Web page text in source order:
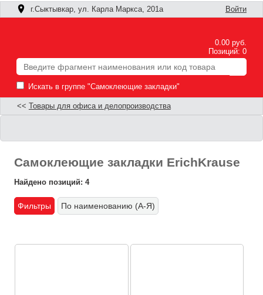
г.Сыктывкар, ул. Карла Маркса, 201а Войти
0.00 руб.
Позиций: 0
Искать в группе "Самоклеющие закладки"
<< Товары для офиса и делопроизводства
Самоклеющие закладки ErichKrause
Найдено позиций: 4
Фильтры По наименованию (А-Я)